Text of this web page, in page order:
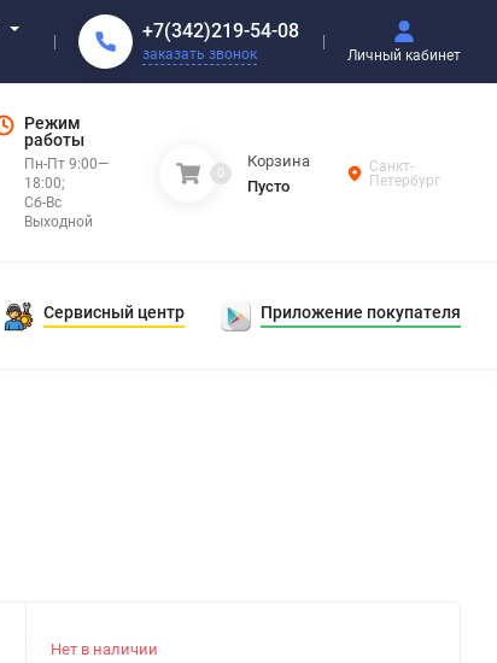
+7(342)219-54-08
заказать звонок Личный кабинет
Режим
работы
Пн-Пт 9:00—
18:00;
Сб-Вс
Выходной
0
Корзина
Пусто
Санкт-
Петербург
Сервисный центр Приложение покупателя
Нет в наличии